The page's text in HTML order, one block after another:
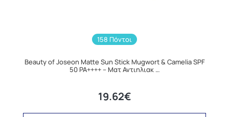
158 Πόντοι
Beauty of Joseon Matte Sun Stick Mugwort & Camelia SPF
50 PA++++ – Ματ Αντιηλιακ …
19.62€